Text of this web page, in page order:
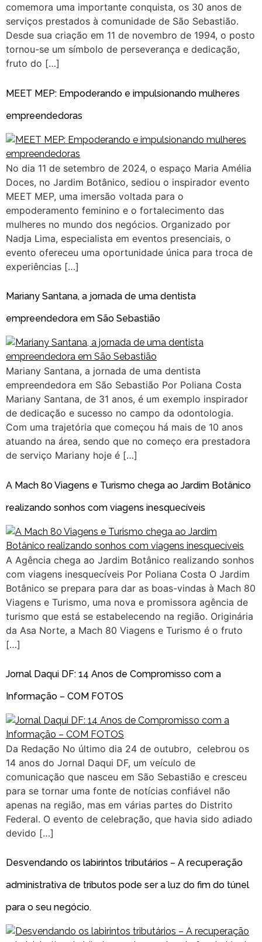
comemora uma importante conquista, os 30 anos de
serviços prestados à comunidade de São Sebastião.
Desde sua criação em 11 de novembro de 1994, o posto
tornou-se um símbolo de perseverança e dedicação,
fruto do […]
MEET MEP: Empoderando e impulsionando mulheres
empreendedoras
No dia 11 de setembro de 2024, o espaço Maria Amélia
Doces, no Jardim Botânico, sediou o inspirador evento
MEET MEP, uma imersão voltada para o
empoderamento feminino e o fortalecimento das
mulheres no mundo dos negócios. Organizado por
Nadja Lima, especialista em eventos presenciais, o
evento ofereceu uma oportunidade única para troca de
experiências […]
Mariany Santana, a jornada de uma dentista
empreendedora em São Sebastião
Mariany Santana, a jornada de uma dentista
empreendedora em São Sebastião Por Poliana Costa
Mariany Santana, de 31 anos, é um exemplo inspirador
de dedicação e sucesso no campo da odontologia.
Com uma trajetória que começou há mais de 10 anos
atuando na área, sendo que no começo era prestadora
de serviço Mariany hoje é […]
A Mach 80 Viagens e Turismo chega ao Jardim Botânico
realizando sonhos com viagens inesquecíveis
A Agência chega ao Jardim Botânico realizando sonhos
com viagens inesquecíveis Por Poliana Costa O Jardim
Botânico se prepara para dar as boas-vindas à Mach 80
Viagens e Turismo, uma nova e promissora agência de
turismo que está se estabelecendo na região. Originária
da Asa Norte, a Mach 80 Viagens e Turismo é o fruto
[…]
Jornal Daqui DF: 14 Anos de Compromisso com a
Informação – COM FOTOS
Da Redação No último dia 24 de outubro, celebrou os
14 anos do Jornal Daqui DF, um veículo de
comunicação que nasceu em São Sebastião e cresceu
para se tornar uma fonte de notícias confiável não
apenas na região, mas em várias partes do Distrito
Federal. O evento de celebração, que havia sido adiado
devido […]
Desvendando os labirintos tributários – A recuperação
administrativa de tributos pode ser a luz do fim do túnel
para o seu negócio.